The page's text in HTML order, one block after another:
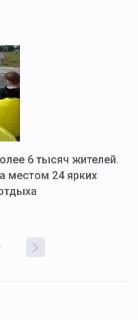
6 тысяч жителей.
местом 24 ярких